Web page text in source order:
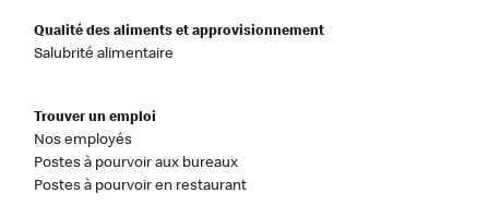
Qualité des aliments et approvisionnement
Salubrité alimentaire
Trouver un emploi
Nos employés
Postes à pourvoir aux bureaux
Postes à pourvoir en restaurant